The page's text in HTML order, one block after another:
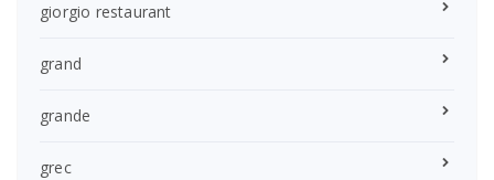
giorgio restaurant
grand
grande
grec